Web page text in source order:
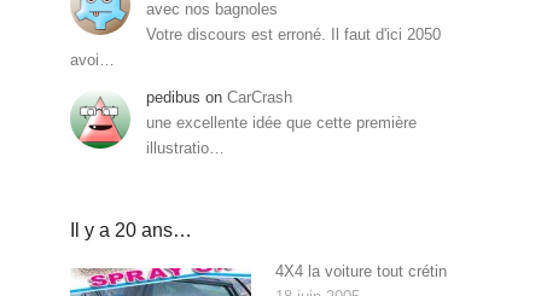
avec nos bagnoles
Votre discours est erroné. Il faut d'ici 2050
avoi…
pedibus on CarCrash
une excellente idée que cette première
illustratio…
Il y a 20 ans…
4X4 la voiture tout crétin